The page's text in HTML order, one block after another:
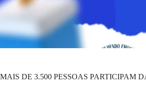
MAIS DE 3.500 PESSOAS PARTICIPAM